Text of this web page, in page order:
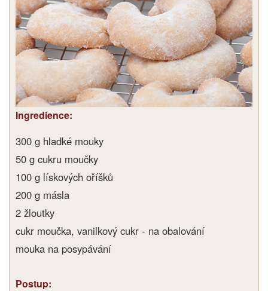
Ingredience:
300 g hladké mouky
50 g cukru moučky
100 g lískových oříšků
200 g másla
2 žloutky
cukr moučka, vanilkový cukr - na obalování
mouka na posypávání
Postup: